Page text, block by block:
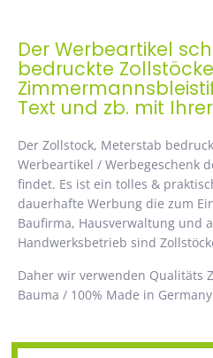
Der Werbeartikel
bedruckte
Text und zb. mit
Der Zollstock, Meterstab
Werbeartikel / Werbegeschenk
findet. Es ist ein tolles &
dauerhafte Werbung die zum
Baufirma, Hausverwaltung und
Handwerksbetrieb sind
Daher wir verwenden Qualitäts
Bauma / 100% Made in